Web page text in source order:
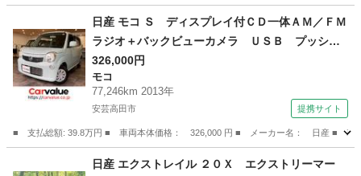
日産 モコ Ｓ ディスプレイ付ＣＤ一体ＡＭ／ＦＭ
ラジオ＋バックビューカメラ ＵＳＢ プッシュ
スタート アイドリングストップ 電格ミラー
禁煙車 ベンチシート （車検整備付）
326,000円
モコ
77,246km 2013年
安芸高田市 提携サイト
■ 支払総額: 39.8万円 ■ 車両本体価格： 326,000 円 ■ メーカー名： 日産 ■ 車
安芸高田市 モコ
日産 エクストレイル ２０Ｘ エクストリーマー